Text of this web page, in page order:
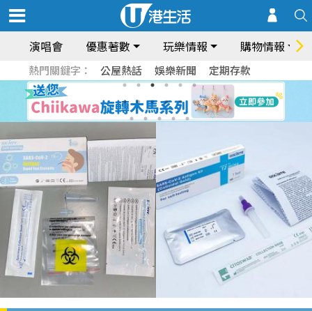
演唱會 優惠著數 玩樂情報 購物情報
熱門關鍵字： 公屋熱話 娛樂新聞 定期存款